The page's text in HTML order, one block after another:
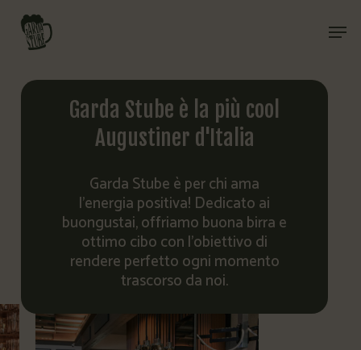
content
Garda Stube è la più cool
Augustiner d'Italia
GardaStubeèperchiama
l’energiapositiva! Dedicatoai
buongustai,offriamobuonabirrae
ottimociboconl’obiettivodi
rendereperfettoognimomento
trascorsodanoi.
Menu